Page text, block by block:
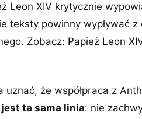
Leon XIV krytycznie
teksty powinny wypływać
Zobacz: Papież Leon
że współpraca z
jest ta sama linia: nie